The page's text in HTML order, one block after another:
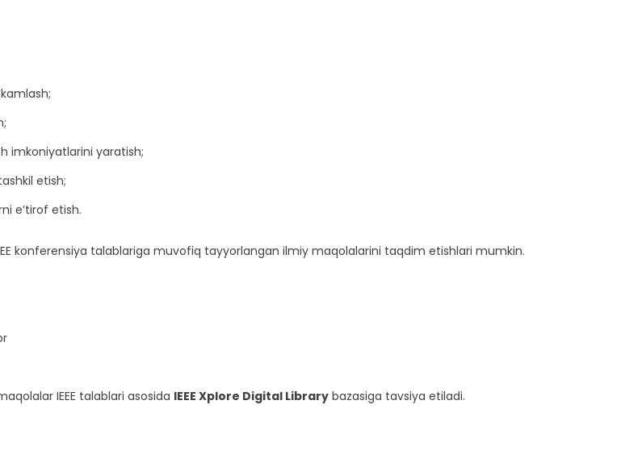
imkoniyatlarini yaratish;
etish;
e’tirof etish.
konferensiya talablariga muvofiq tayyorlangan ilmiy maqolalarini taqdim etishlari mumkin.
IEEE talablari asosida IEEE Xplore Digital Library bazasiga tavsiya etiladi.